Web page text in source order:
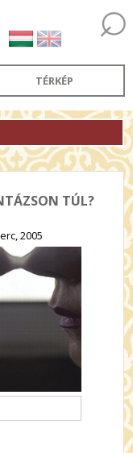
TÉRKÉP
TÚL?
2005